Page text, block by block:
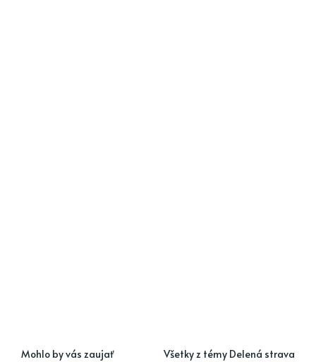
Mohlo by vás zaujať Všetky z témy Delená strava